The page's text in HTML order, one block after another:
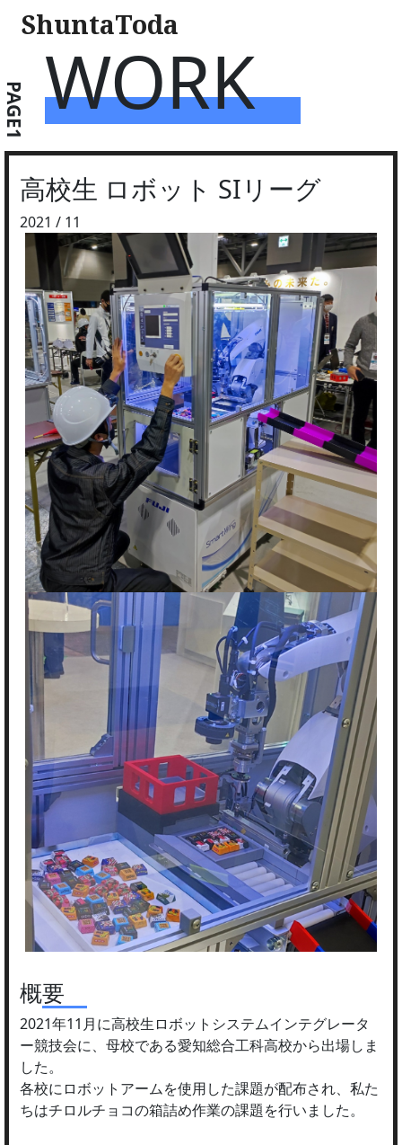
ShuntaToda
PAGE1 WORK
高校生 ロボット SIリーグ
2021 / 11
概要
2021年11月に高校生ロボットシステムインテグレータ
ー競技会に、母校である愛知総合工科高校から出場しま
した。
各校にロボットアームを使用した課題が配布され、私た
ちはチロルチョコの箱詰め作業の課題を行いました。